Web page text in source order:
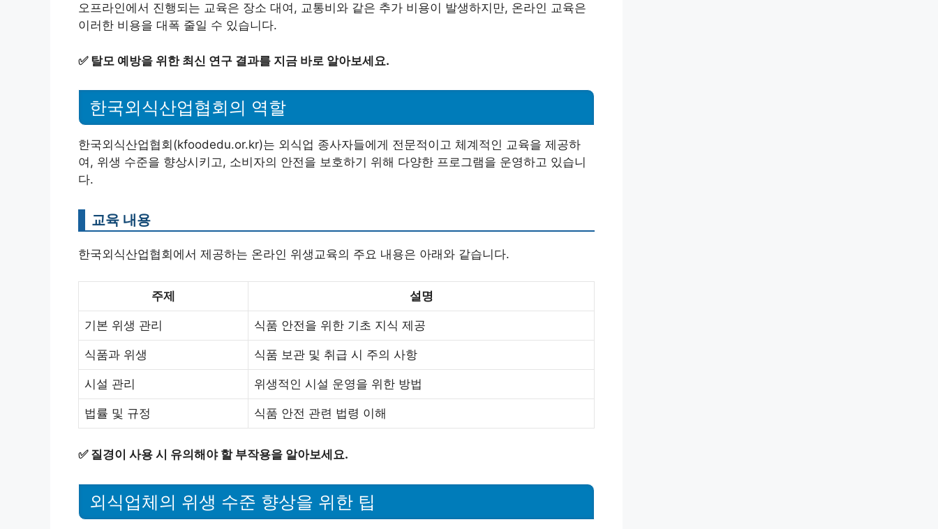
오프라인에서 진행되는 교육은 장소 대여, 교통비와 같은 추가 비용이 발생하지만, 온라인 교육은
이러한 비용을 대폭 줄일 수 있습니다.
✅ 탈모 예방을 위한 최신 연구 결과를 지금 바로 알아보세요.
한국외식산업협회의 역할
한국외식산업협회(kfoodedu.or.kr)는 외식업 종사자들에게 전문적이고 체계적인 교육을 제공하
여, 위생 수준을 향상시키고, 소비자의 안전을 보호하기 위해 다양한 프로그램을 운영하고 있습니
다.
교육 내용
한국외식산업협회에서 제공하는 온라인 위생교육의 주요 내용은 아래와 같습니다.
주제 설명
기본 위생 관리 식품 안전을 위한 기초 지식 제공
식품과 위생 식품 보관 및 취급 시 주의 사항
시설 관리 위생적인 시설 운영을 위한 방법
법률 및 규정 식품 안전 관련 법령 이해
✅ 질경이 사용 시 유의해야 할 부작용을 알아보세요.
외식업체의 위생 수준 향상을 위한 팁